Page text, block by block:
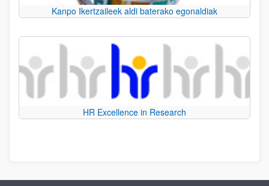
Kanpo Ikertzaileek aldi baterako egonaldiak
HR Excellence in Research